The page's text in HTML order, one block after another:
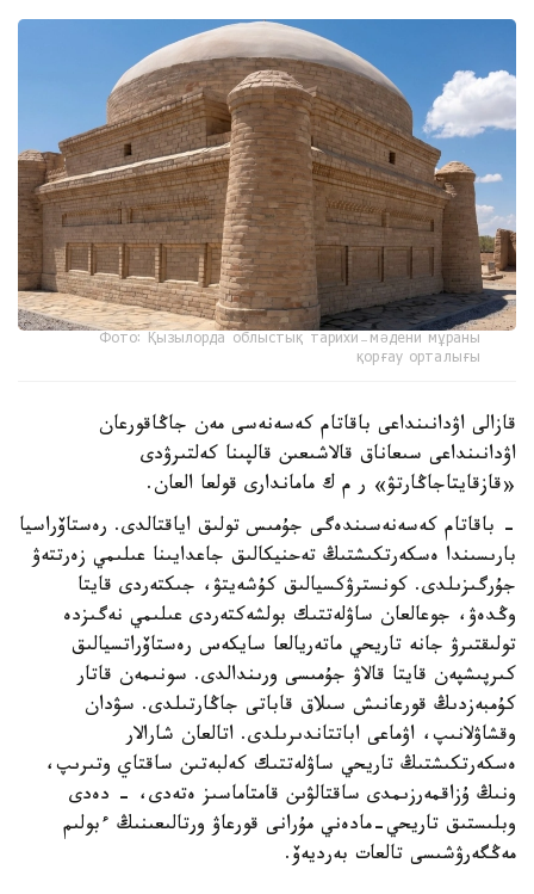
Фото: Қызылорда облыстық тарихи-мәдени мұраны
қорғау орталығы
قازالى اۋدانىنداعى باقاتام كەسەنەسى مەن جاڭاقورعان
اۋدانىنداعى سىعاناق قالاشىعىن قالپىنا كەلتىرۋدى
«قازقايتاجاڭارتۋ» ر م ك ماماندارى قولعا العان.
- باقاتام كەسەنەسىندەگى جۇمىس تولىق اياقتالدى. رەستاۆراسيا
بارىسىندا ەسكەرتكىشتىڭ تەحنيكالىق جاعدايىنا عىلىمي زەرتتەۋ
جۇرگىزىلدى. كونسترۋكسيالىق كۇشەيتۋ، جىكتەردى قايتا
وڭدەۋ، جوعالعان ساۋلەتتىك بولشەكتەردى عىلىمي نەگىزدە
تولىقتىرۋ جانە تاريحي ماتەريالعا سايكەس رەستاۆراتسيالىق
كىرپىشپەن قايتا قالاۋ جۇمىسى ورىندالدى. سونىمەن قاتار
كۇمبەزدىڭ قورعانىش سىلاق قاباتى جاڭارتىلدى. سۋدان
وقشاۋلانىپ، اۋماعى اباتتاندىرىلدى. اتالعان شارالار
ەسكەرتكىشتىڭ تاريحي ساۋلەتتىك كەلبەتىن ساقتاي وتىرىپ،
ونىڭ ۇزاقمەرزىمدى ساقتالۋىن قامتاماسىز ەتەدى، - دەدى
وبلىستىق تاريحي-مادەني مۇرانى قورعاۋ ورتالىعىنىڭ ءبولىم
مەڭگەرۋشىسى تالعات بەرديەۆ.